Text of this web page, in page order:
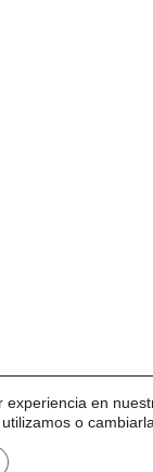
experiencia en
o